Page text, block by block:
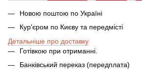
Новою поштою по Україні
Кур'єром по Києву та передмісті
Детальніше про доставку
Готівкою при отриманні.
Банківський переказ (передплата)